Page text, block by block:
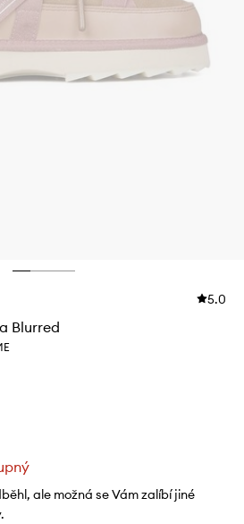
5.0
Blurred
ale možná se Vám zalíbí jiné